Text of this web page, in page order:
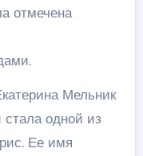
отмечена
Мельник
одной из
Ее имя